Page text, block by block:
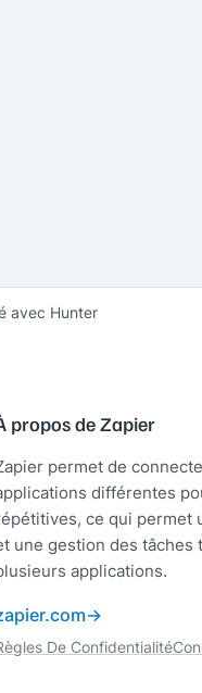
avec Hunter
propos de Zapier
permet de
différentes
ce qui permet
une gestion des tâches
applications.
De Confidentialité